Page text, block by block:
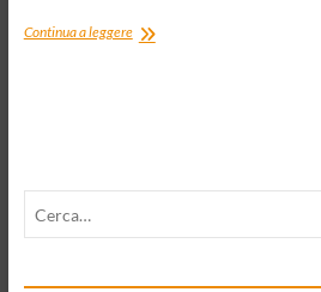
Continua a leggereRipensare